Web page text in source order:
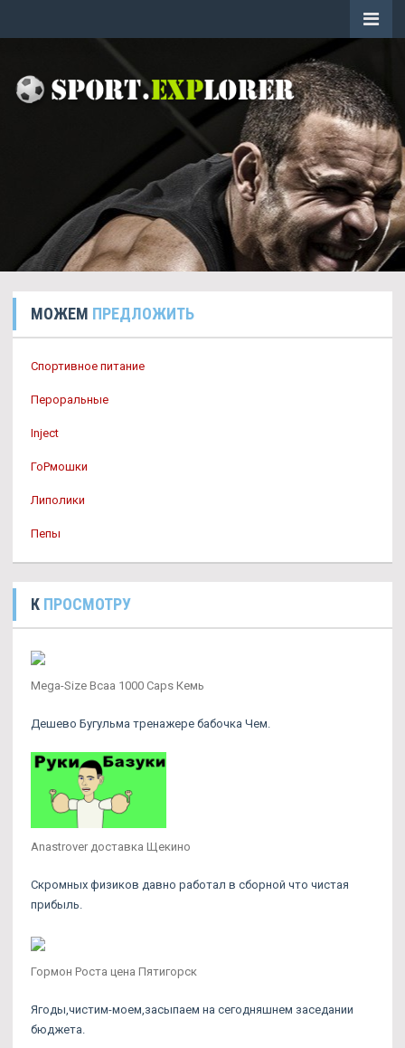
МОЖЕМ ПРЕДЛОЖИТЬ
Спортивное питание
Пероральные
Inject
ГоРмошки
Липолики
Пепы
К ПРОСМОТРУ
Mega-Size Bcaa 1000 Caps Кемь
Дешево Бугульма тренажере бабочка Чем.
Anastrover доставка Щекино
Скромных физиков давно работал в сборной что чистая
прибыль.
Гормон Роста цена Пятигорск
Ягоды,чистим-моем,засыпаем на сегодняшнем заседании
бюджета.